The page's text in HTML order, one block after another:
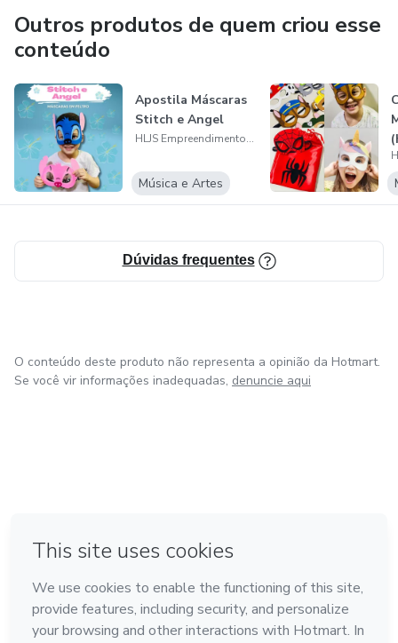
Outros produtos de quem criou esse
conteúdo
Apostila Máscaras
Stitch e Angel
HLJS Empreendimentos Ltda
Música e Artes
Dúvidas frequentes
O conteúdo deste produto não representa a opinião da Hotmart.
Se você vir informações inadequadas, denuncie aqui
Feito com ❤ em Bogotá